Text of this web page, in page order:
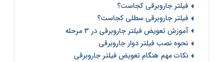
فیلتر جاروبرقی کجاست؟
فیلتر جاروبرقی سطلی کجاست؟
آموزش تعویض فیلتر جاروبرقی در 3 مرحله
نحوه نصب فیلتر دوار جاروبرقی
نکات مهم هنگام تعویض فیلتر جاروبرقی